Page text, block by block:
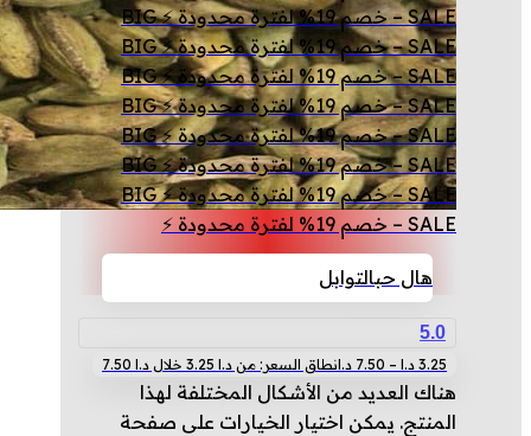
SALE – خصم 19% لفترة محدودة ⚡ BIG
SALE – خصم 19% لفترة محدودة ⚡ BIG
SALE – خصم 19% لفترة محدودة ⚡ BIG
SALE – خصم 19% لفترة محدودة ⚡ BIG
SALE – خصم 19% لفترة محدودة ⚡ BIG
SALE – خصم 19% لفترة محدودة ⚡ BIG
SALE – خصم 19% لفترة محدودة ⚡ BIG
SALE – خصم 19% لفترة محدودة ⚡
هال حبالتوابل
5.0
3.25 د.ا –
7.50 د.انطاق السعر: من ⁦3.25 د.ا⁩ خلال ⁦7.50 د.ا⁩
هناك العديد من الأشكال المختلفة لهذا
المنتج. يمكن اختيار الخيارات على صفحة